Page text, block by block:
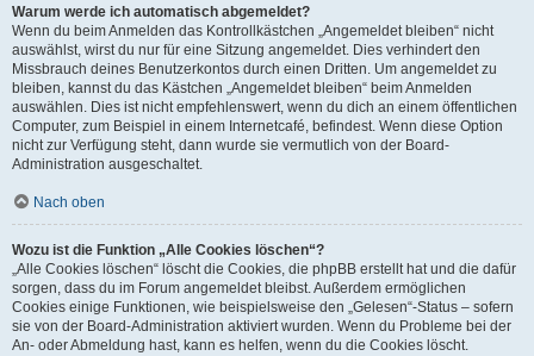
Warum werde ich automatisch abgemeldet?
Wenn du beim Anmelden das Kontrollkästchen „Angemeldet bleiben“ nicht
auswählst, wirst du nur für eine Sitzung angemeldet. Dies verhindert den
Missbrauch deines Benutzerkontos durch einen Dritten. Um angemeldet zu
bleiben, kannst du das Kästchen „Angemeldet bleiben“ beim Anmelden
auswählen. Dies ist nicht empfehlenswert, wenn du dich an einem öffentlichen
Computer, zum Beispiel in einem Internetcafé, befindest. Wenn diese Option
nicht zur Verfügung steht, dann wurde sie vermutlich von der Board-
Administration ausgeschaltet.
Nach oben
Wozu ist die Funktion „Alle Cookies löschen“?
„Alle Cookies löschen“ löscht die Cookies, die phpBB erstellt hat und die dafür
sorgen, dass du im Forum angemeldet bleibst. Außerdem ermöglichen
Cookies einige Funktionen, wie beispielsweise den „Gelesen“-Status – sofern
sie von der Board-Administration aktiviert wurden. Wenn du Probleme bei der
An- oder Abmeldung hast, kann es helfen, wenn du die Cookies löscht.